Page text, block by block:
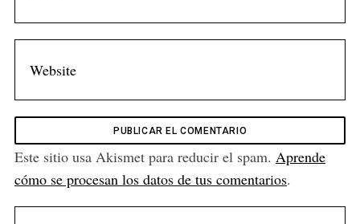
Este sitio usa Akismet para reducir el spam. Aprende
cómo se procesan los datos de tus comentarios.